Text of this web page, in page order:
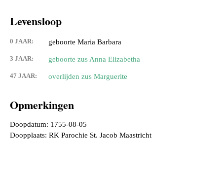
Levensloop
0 JAAR: geboorte Maria Barbara
3 JAAR: geboorte zus Anna Elizabetha
47 JAAR: overlijden zus Marguerite
Opmerkingen
Doopdatum: 1755-08-05
Doopplaats: RK Parochie St. Jacob Maastricht